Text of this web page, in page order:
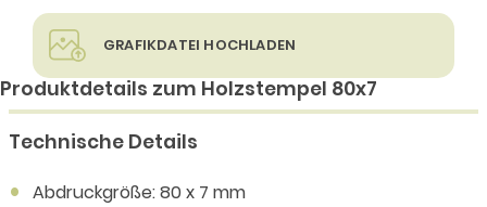
GRAFIKDATEI HOCHLADEN
Produktdetails zum Holzstempel 80x7
Technische Details
Abdruckgröße: 80 x 7 mm